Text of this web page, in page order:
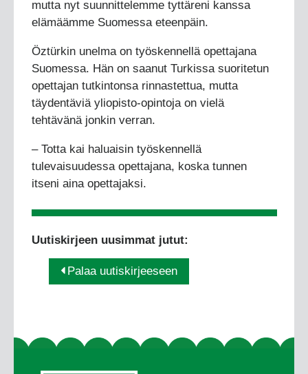
mutta nyt suunnittelemme tyttäreni kanssa
elämäämme Suomessa eteenpäin.
Öztürkin unelma on työskennellä opettajana
Suomessa. Hän on saanut Turkissa suoritetun
opettajan tutkintonsa rinnastettua, mutta
täydentäviä yliopisto-opintoja on vielä
tehtävänä jonkin verran.
– Totta kai haluaisin työskennellä
tulevaisuudessa opettajana, koska tunnen
itseni aina opettajaksi.
Uutiskirjeen uusimmat jutut:
Palaa uutiskirjeeseen